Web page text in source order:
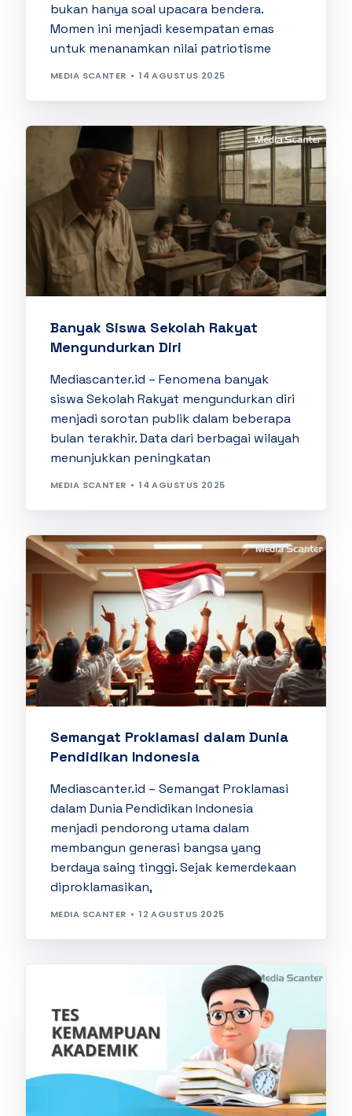
bukan hanya soal upacara bendera.
Momen ini menjadi kesempatan emas
untuk menanamkan nilai patriotisme
MEDIA SCANTER 14 AGUSTUS 2025
Banyak Siswa Sekolah Rakyat
Mengundurkan Diri
Mediascanter.id – Fenomena banyak
siswa Sekolah Rakyat mengundurkan diri
menjadi sorotan publik dalam beberapa
bulan terakhir. Data dari berbagai wilayah
menunjukkan peningkatan
MEDIA SCANTER 14 AGUSTUS 2025
Semangat Proklamasi dalam Dunia
Pendidikan Indonesia
Mediascanter.id – Semangat Proklamasi
dalam Dunia Pendidikan Indonesia
menjadi pendorong utama dalam
membangun generasi bangsa yang
berdaya saing tinggi. Sejak kemerdekaan
diproklamasikan,
MEDIA SCANTER 12 AGUSTUS 2025